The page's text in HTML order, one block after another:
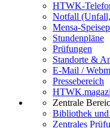
HTWK-
Notfall
Mensa-
Stundenpläne
Prüfungen
Standorte &
E-Mail /
Pressebereich
Zentrale
Bibliothek
Zentrales